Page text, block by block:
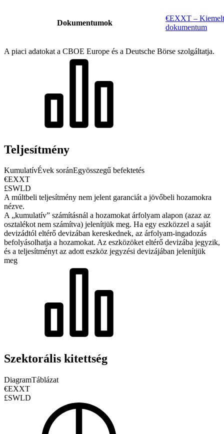
Dokumentumok
€EXXT –
dokumentum
A piaci adatokat a CBOE Europe és a Deutsche Börse szolgáltatja.
Teljesítmény
KumulatívÉvek soránEgyösszegű befektetés
€EXXT
£SWLD
A múltbeli teljesítmény nem jelent garanciát a jövőbeli hozamokra
nézve.
A „kumulatív” számításnál a hozamokat árfolyam alapon (azaz az
osztalékot nem számítva) jelenítjük meg. Ha egy eszközzel a saját
devizádtól eltérő devizában kereskednek, az árfolyam-ingadozás
befolyásolhatja a hozamokat. Az eszközöket eltérő devizába jegyzik,
és a teljesítményt az adott eszköz jegyzési devizájában jelenítjük
meg
Szektorális kitettség
DiagramTáblázat
€EXXT
£SWLD